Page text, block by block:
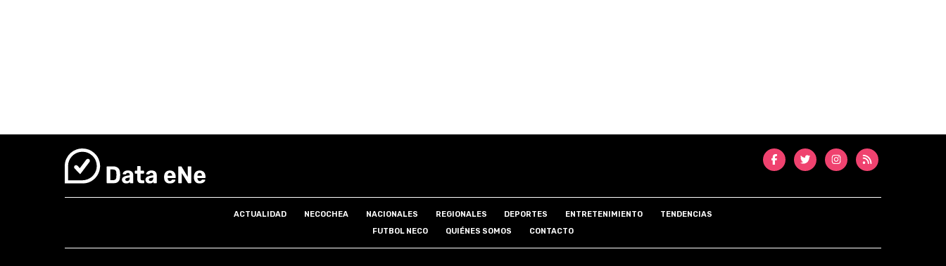
ACTUALIDAD NECOCHEA NACIONALES REGIONALES DEPORTES ENTRETENIMIENTO
TENDENCIAS
FUTBOL NECO
QUIÉNES SOMOS CONTACTO